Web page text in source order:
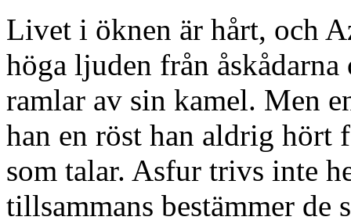
Livet i öknen är hårt, och
höga ljuden från
ramlar av sin kamel. Men
han en röst han aldrig hört
som talar. Asfur trivs inte
tillsammans bestämmer de